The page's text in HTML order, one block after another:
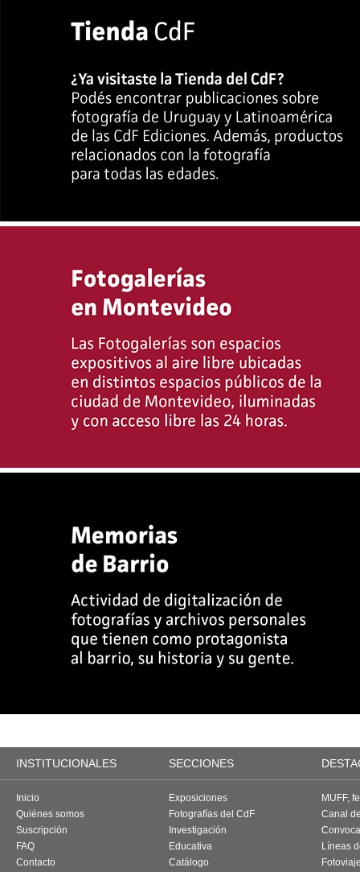
INSTITUCIONALES SECCIONES
Inicio
Quiénes somos
Suscripción
FAQ
Contacto
Exposiciones
Fotografías del CdF
Investigación
Educativa
Catálogo
MUFF,
Canal
Líneas